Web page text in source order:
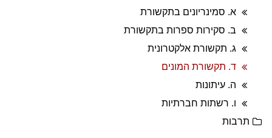
א. סמינריונים בתקשורת
ב. סקירות ספרות בתקשורת
ג. תקשורת אלקטרונית
ד. תקשורת המונים
ה. עיתונות
ו. רשתות חברתיות
תרבות